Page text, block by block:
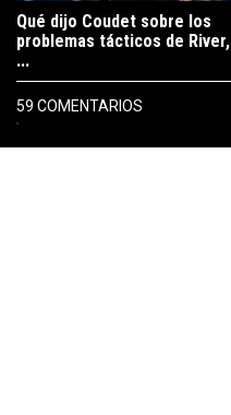
PUBLICIDAD
Qué dijo Coudet sobre los
problemas tácticos de River,
...
59 COMENTARIOS